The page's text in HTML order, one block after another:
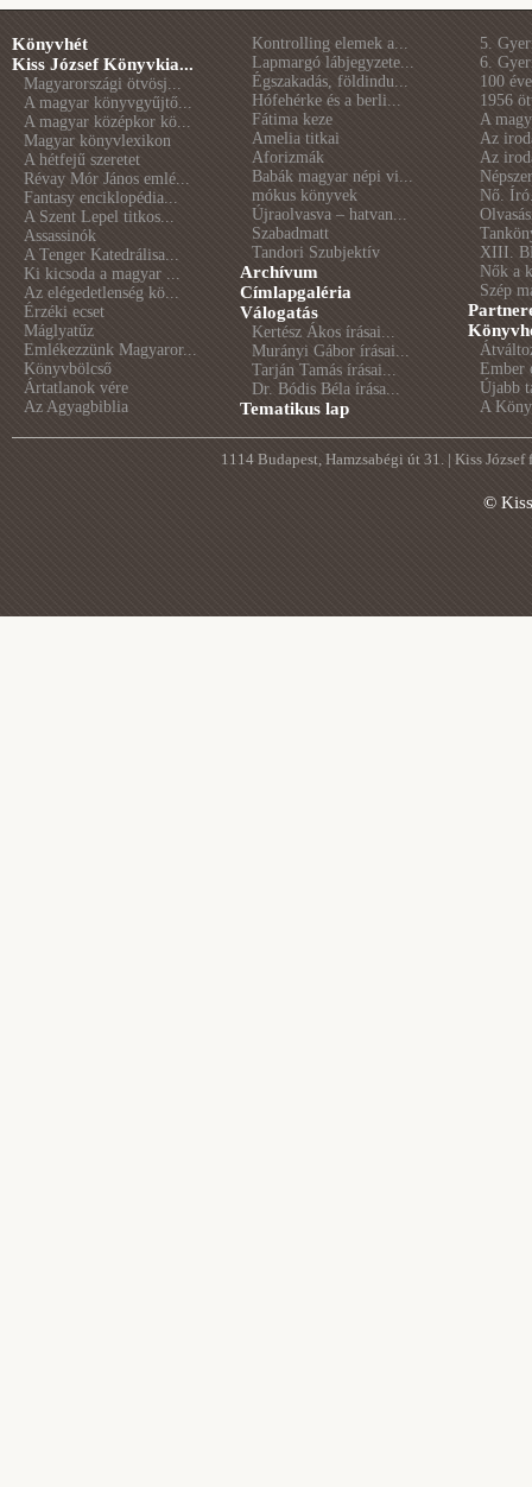
Könyvhét
Kiss József Könyvkia...
Magyarországi ötvösj...
A magyar könyvgyűjtő...
A magyar középkor kö...
Magyar könyvlexikon
A hétfejű szeretet
Révay Mór János emlé...
Fantasy enciklopédia...
A Szent Lepel titkos...
Assassinók
A Tenger Katedrálisa...
Ki kicsoda a magyar ...
Az elégedetlenség kö...
Érzéki ecset
Máglyatűz
Emlékezzünk Magyaror...
Könyvbölcső
Ártatlanok vére
Az Agyagbiblia
Kontrolling elemek a...
Lapmargó lábjegyzete...
Égszakadás, földindu...
Hófehérke és a berli...
Fátima keze
Amelia titkai
Aforizmák
Babák magyar népi vi...
mókus könyvek
Újraolvasva – hatvan...
Szabadmatt
Tandori Szubjektív
Archívum
Címlapgaléria
Válogatás
Kertész Ákos írásai...
Murányi Gábor írásai...
Tarján Tamás írásai...
Dr. Bódis Béla írása...
Tematikus lap
5.
6.
100
1956
A
Az
Az
Nő.
XIII.
Nők a
Szép
Ember
Újabb
A
1114 Budapest, Hamzsabégi út 31. | Kiss
©